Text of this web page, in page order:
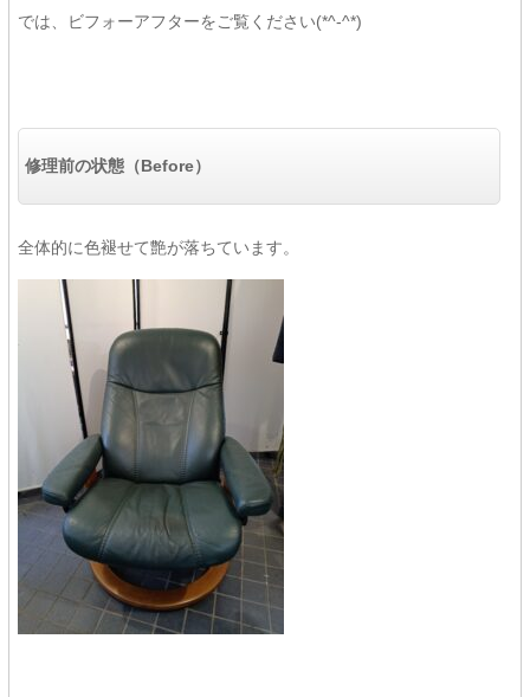
では、ビフォーアフターをご覧ください(*^-^*)
修理前の状態（Before）
全体的に色褪せて艶が落ちています。